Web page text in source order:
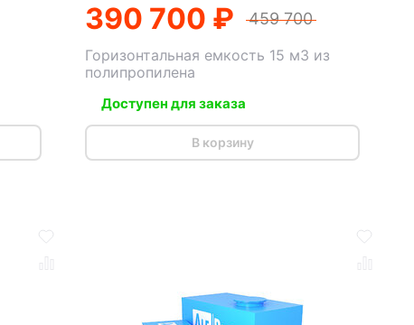
Горизонтальная емкость 15 м3 из
полипропилена
Доступен для заказа
390 700 ₽ 459 700
В корзину